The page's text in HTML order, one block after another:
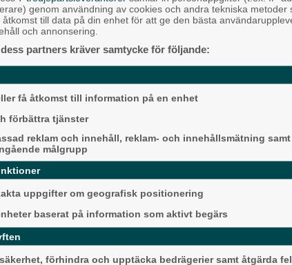
inspiration från naturen
Förutom möjligheten att
har öppet torsdag–
stadens barn och unga under
genom användning av cookies och andra tekniska metoder
till data på din enhet för att ge den bästa
och annonsering.
partners kräver samtycke för följande:
få åtkomst till information på en enhet
förbättra tjänster
reklam och innehåll, reklam- och innehållsmätning samt
målgrupp
uppgifter om geografisk positionering
baserat på information som aktivt begärs
förhindra och upptäcka bedrägerier samt åtgärda fel